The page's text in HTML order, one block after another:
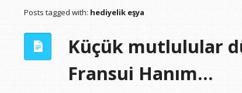
Posts tagged with: hediyelik eşya
Küçük mutlulular
Fransui Hanım…